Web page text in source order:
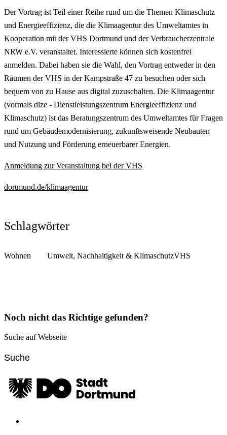
Der Vortrag ist Teil einer Reihe rund um die Themen Klimaschutz
und Energieeffizienz, die die Klimaagentur des Umweltamtes in
Kooperation mit der VHS Dortmund und der Verbraucherzentrale
NRW e.V. veranstaltet. Interessierte können sich kostenfrei
anmelden. Dabei haben sie die Wahl, den Vortrag entweder in den
Räumen der VHS in der Kampstraße 47 zu besuchen oder sich
bequem von zu Hause aus digital zuzuschalten. Die Klimaagentur
(vormals dlze - Dienstleistungszentrum Energieeffizienz und
Klimaschutz) ist das Beratungszentrum des Umweltamtes für Fragen
rund um Gebäudemodernisierung, zukunftsweisende Neubauten
und Nutzung und Förderung erneuerbarer Energien.
Anmeldung zur Veranstaltung bei der VHS
dortmund.de/klimaagentur
Schlagwörter
Wohnen Umwelt, Nachhaltigkeit & KlimaschutzVHS
Noch nicht das Richtige gefunden?
Suche auf Webseite